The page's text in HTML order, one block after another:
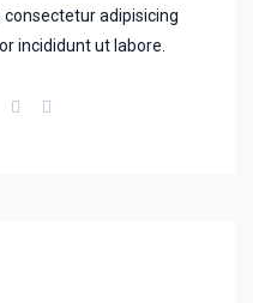
adipisicing
incididunt ut labore.